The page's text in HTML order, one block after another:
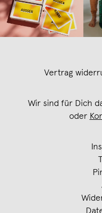
Vertrag
Wir sind für Dich
oder